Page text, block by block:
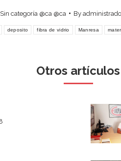
Sin categoría @ca @ca By
deposito fibra de vidrio Manresa
Otros artículos